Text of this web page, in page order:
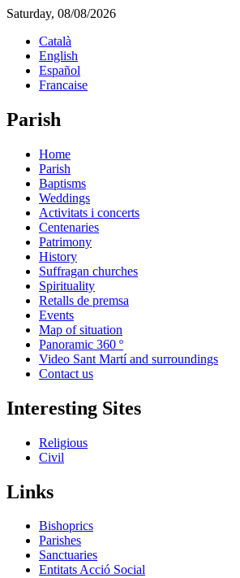
Saturday, 08/08/2026
Català
English
Español
Francaise
Parish
Home
Parish
Baptisms
Weddings
Activitats i concerts
Centenaries
Patrimony
History
Suffragan churches
Spirituality
Retalls de premsa
Events
Map of situation
Panoramic 360 º
Video Sant Martí and surroundings
Contact us
Interesting Sites
Religious
Civil
Links
Bishoprics
Parishes
Sanctuaries
Entitats Acció Social